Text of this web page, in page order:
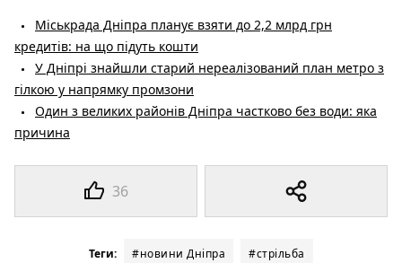
36
Міськрада Дніпра планує взяти до 2,2 млрд грн
кредитів: на що підуть кошти
У Дніпрі знайшли старий нереалізований план метро з
гілкою у напрямку промзони
Один з великих районів Дніпра частково без води: яка
причина
Теги: #новини Дніпра #стрільба